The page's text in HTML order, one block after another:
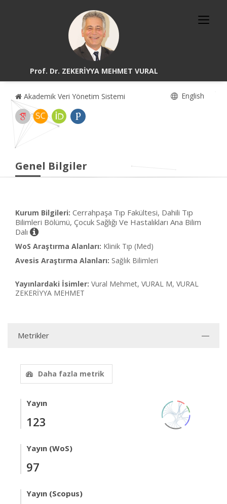
Prof. Dr. ZEKERİYYA MEHMET VURAL
Akademik Veri Yönetim Sistemi English
Genel Bilgiler
Kurum Bilgileri: Cerrahpaşa Tıp Fakültesi, Dahili Tıp
Bilimleri Bölümü, Çocuk Sağlığı Ve Hastalıkları Ana Bilim
Dalı
WoS Araştırma Alanları: Klinik Tıp (Med)
Avesis Araştırma Alanları: Sağlık Bilimleri
Yayınlardaki İsimler: Vural Mehmet, VURAL M, VURAL
ZEKERİYYA MEHMET
Metrikler
Daha fazla metrik
Yayın
123
Yayın (WoS)
97
Yayın (Scopus)